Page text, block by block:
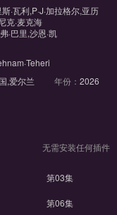
·瓦利,P·J·加拉格尔,亚历
克·麦克海
·巴里,沙恩·凯
,爱尔兰 年份： 2026
无需安装任何插件
第03集
第06集